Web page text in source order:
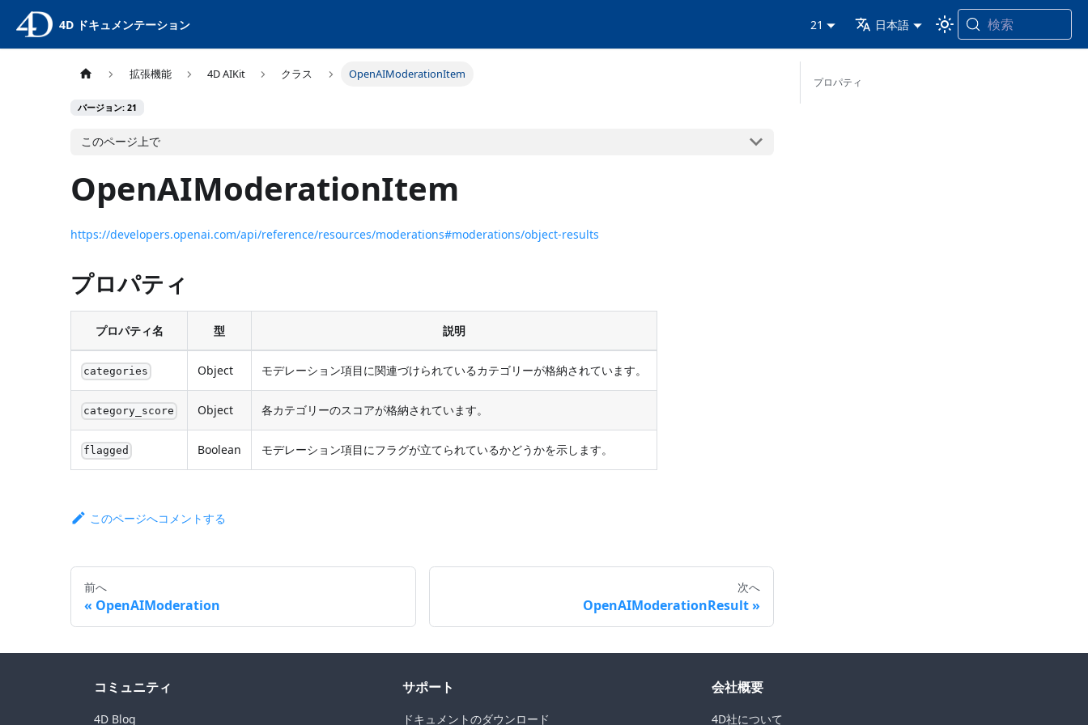
4D ドキュメンテーション 21 日本語 検索
拡張機能 4D AIKit クラス OpenAIModerationItem
バージョン: 21
このページ上で
OpenAIModerationItem
https://developers.openai.com/api/reference/resources/moderations#moderations/object-results
プロパティ
プロパティ名 型 説明
categories Object モデレーション項目に関連づけられているカテゴリーが格納されています。
category_score Object 各カテゴリーのスコアが格納されています。
flagged Boolean モデレーション項目にフラグが立てられているかどうかを示します。
このページへコメントする
前へ
OpenAIModeration
次へ
OpenAIModerationResult
プロパティ
コミュニティ
4D Blog
サポート
ドキュメントのダウンロード
会社概要
4D社について